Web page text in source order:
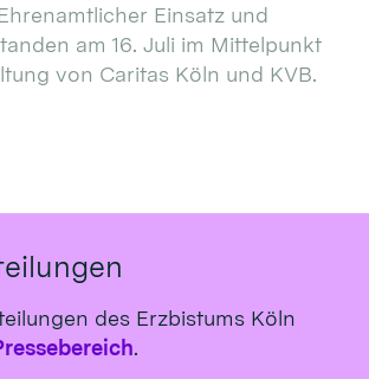
Einsatz und
am 16. Juli im Mittelpunkt
von Caritas Köln und KVB.
des Erzbistums Köln
.